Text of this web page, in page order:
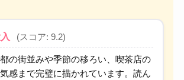
(スコア: 9.2)
の街並みや季節の移ろい、喫茶店の
感まで完璧に描かれています。読ん